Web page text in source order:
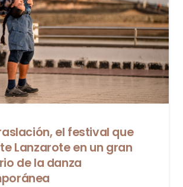
el festival que
Lanzarote en un gran
de la danza